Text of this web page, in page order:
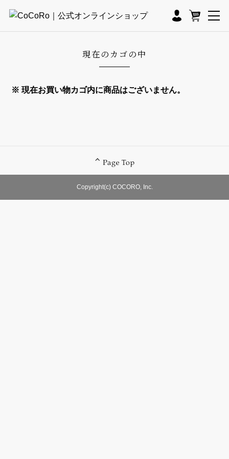
現在のカゴの中
※ 現在お買い物カゴ内に商品はございません。
Copyright(c) COCORO, Inc.